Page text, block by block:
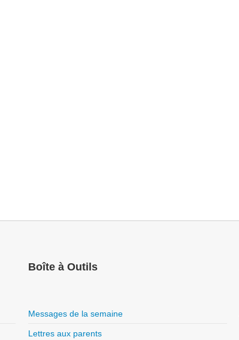
Boîte à Outils
Messages de la semaine
Lettres aux parents